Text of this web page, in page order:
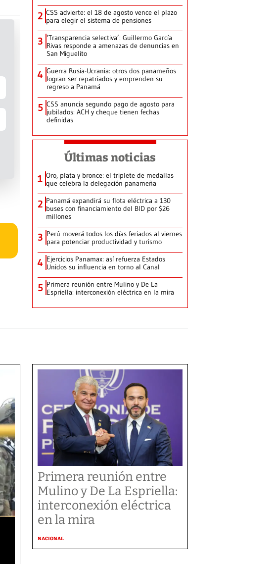
2 CSS advierte: el 18 de agosto vence el plazo
para elegir el sistema de pensiones
3 ‘Transparencia selectiva’: Guillermo García
Rivas responde a amenazas de denuncias en
San Miguelito
4 Guerra Rusia-Ucrania: otros dos panameños
logran ser repatriados y emprenden su
regreso a Panamá
5 CSS anuncia segundo pago de agosto para
jubilados: ACH y cheque tienen fechas
definidas
Últimas noticias
1 Oro, plata y bronce: el triplete de medallas
que celebra la delegación panameña
2 Panamá expandirá su flota eléctrica a 130
buses con financiamiento del BID por $26
millones
3 Perú moverá todos los días feriados al viernes
para potenciar productividad y turismo
4 Ejercicios Panamax: así refuerza Estados
Unidos su influencia en torno al Canal
5 Primera reunión entre Mulino y De La
Espriella: interconexión eléctrica en la mira
Primera reunión entre
Mulino y De La Espriella:
interconexión eléctrica
en la mira
NACIONAL